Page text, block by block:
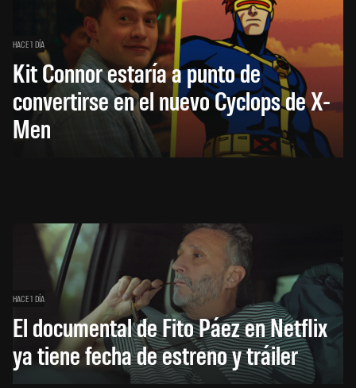
HACE 1 DÍA
Kit Connor estaría a punto de
convertirse en el nuevo Cyclops de X-
Men
HACE 1 DÍA
El documental de Fito Páez en Netflix
ya tiene fecha de estreno y tráiler